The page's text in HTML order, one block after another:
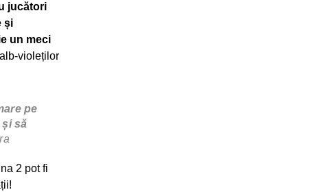
jucători
și
un meci
violeților
pe
să
2 pot fi